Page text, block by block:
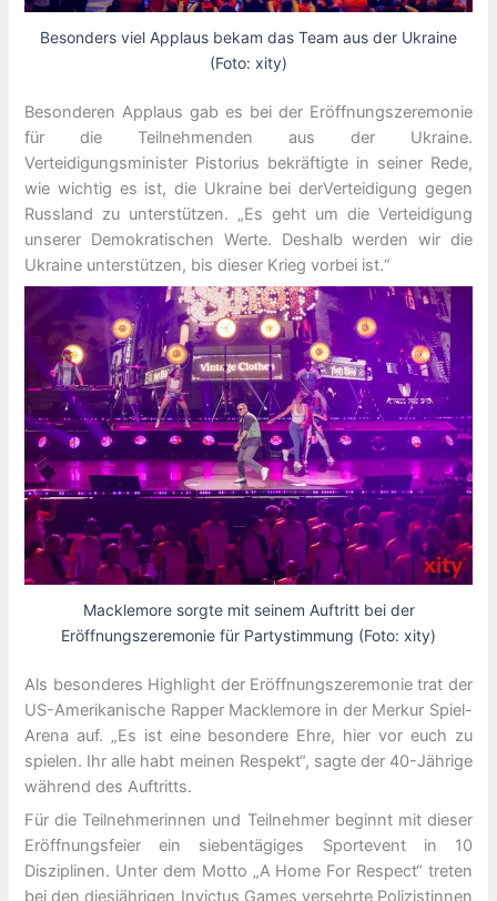
Besonders viel Applaus bekam das Team aus der Ukraine
(Foto: xity)
Besonderen Applaus gab es bei der Eröffnungszeremonie
für die Teilnehmenden aus der Ukraine.
Verteidigungsminister Pistorius bekräftigte in seiner Rede,
wie wichtig es ist, die Ukraine bei derVerteidigung gegen
Russland zu unterstützen. „Es geht um die Verteidigung
unserer Demokratischen Werte. Deshalb werden wir die
Ukraine unterstützen, bis dieser Krieg vorbei ist.“
Macklemore sorgte mit seinem Auftritt bei der
Eröffnungszeremonie für Partystimmung (Foto: xity)
Als besonderes Highlight der Eröffnungszeremonie trat der
US-Amerikanische Rapper Macklemore in der Merkur Spiel-
Arena auf. „Es ist eine besondere Ehre, hier vor euch zu
spielen. Ihr alle habt meinen Respekt“, sagte der 40-Jährige
während des Auftritts.
Für die Teilnehmerinnen und Teilnehmer beginnt mit dieser
Eröffnungsfeier ein siebentägiges Sportevent in 10
Disziplinen. Unter dem Motto „A Home For Respect“ treten
bei den diesjährigen Invictus Games versehrte Polizistinnen